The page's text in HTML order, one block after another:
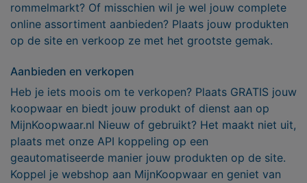
rommelmarkt? Of misschien wil je wel jouw complete
online assortiment aanbieden? Plaats jouw produkten
op de site en verkoop ze met het grootste gemak.
Aanbieden en verkopen
Heb je iets moois om te verkopen? Plaats GRATIS jouw
koopwaar en biedt jouw produkt of dienst aan op
MijnKoopwaar.nl Nieuw of gebruikt? Het maakt niet uit,
plaats met onze API koppeling op een
geautomatiseerde manier jouw produkten op de site.
Koppel je webshop aan MijnKoopwaar en geniet van